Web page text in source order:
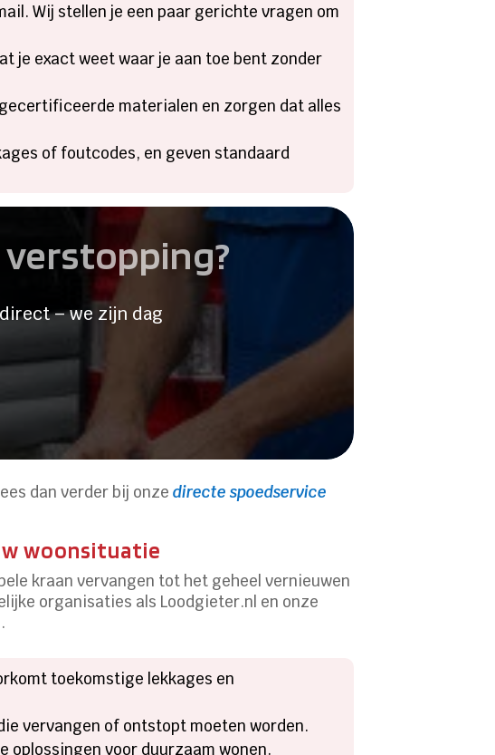
Wij stellen je een paar gerichte vragen om
je exact weet waar je aan toe bent zonder
materialen en zorgen dat alles
of foutcodes, en geven standaard
– we zijn dag
dan verder bij onzedirecte spoedservice
woonsituatie
kraan vervangen tot het geheel vernieuwen
organisaties als Loodgieter.nl en onze
toekomstige lekkages en
vervangen of ontstopt moeten worden.
oplossingen voor duurzaam wonen.